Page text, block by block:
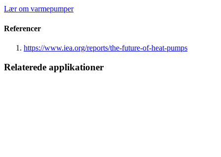
Lær om varmepumper
Referencer
https://www.iea.org/reports/the-future-of-heat-pumps
Relaterede applikationer